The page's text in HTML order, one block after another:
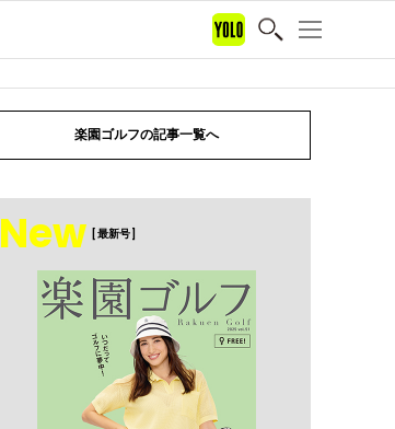
楽園ゴルフの記事一覧へ
New [ 最新号 ]